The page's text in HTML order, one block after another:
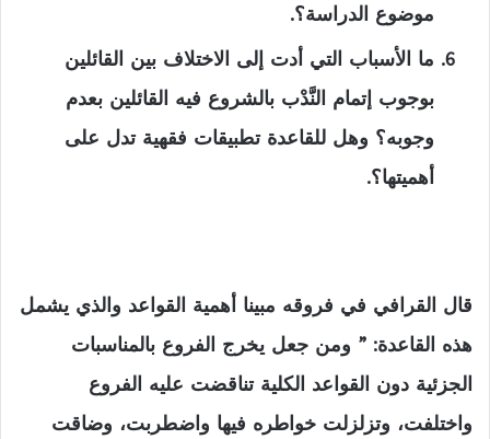
موضوع الدراسة؟.
ما الأسباب التي أدت إلى الاختلاف بين القائلين
بوجوب إتمام النَّدْب بالشروع فيه القائلين بعدم
وجوبه؟ وهل للقاعدة تطبيقات فقهية تدل على
أهميتها؟.
قال القرافي في فروقه مبينا أهمية القواعد والذي يشمل
هذه القاعدة: ” ومن جعل يخرج الفروع بالمناسبات
الجزئية دون القواعد الكلية تناقضت عليه الفروع
واختلفت، وتزلزلت خواطره فيها واضطربت، وضاقت